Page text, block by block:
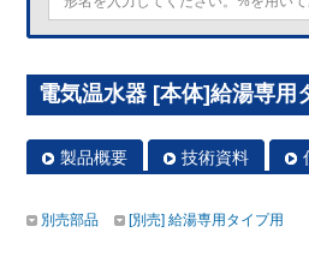
電気温水器 [本体]給湯専用
製品概要 技術資料
別売部品 [別売] 給湯専用タイプ用